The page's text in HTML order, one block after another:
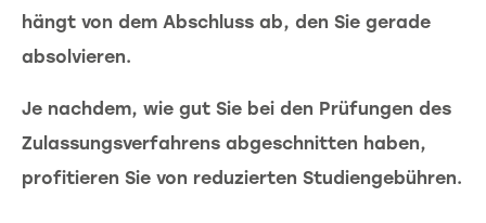
hängt von dem Abschluss ab, den Sie gerade
absolvieren.
Je nachdem, wie gut Sie bei den Prüfungen des
Zulassungsverfahrens abgeschnitten haben,
profitieren Sie von reduzierten Studiengebühren.